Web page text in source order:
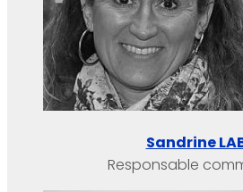
Sandrine
Responsable